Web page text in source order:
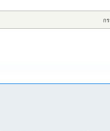
ก